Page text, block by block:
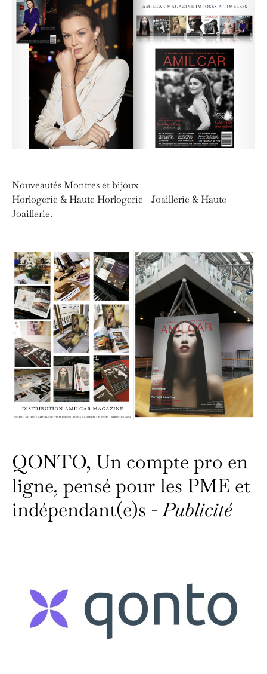
Nouveautés Montres et bijoux
Horlogerie & Haute Horlogerie - Joaillerie & Haute
Joaillerie.
QONTO, Un compte pro en
ligne, pensé pour les PME et
indépendant(e)s -Publicité